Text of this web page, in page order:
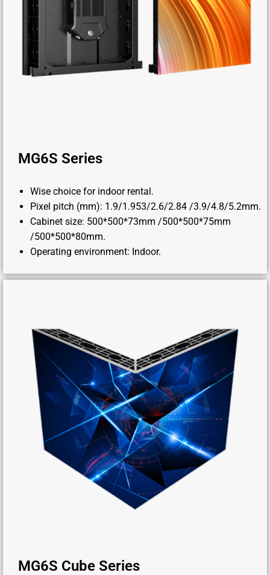
MG6S Series
Wise choice for indoor rental.
Pixel pitch (mm): 1.9/1.953/2.6/2.84 /3.9/4.8/5.2mm.
Cabinet size: 500*500*73mm /500*500*75mm
/500*500*80mm.
Operating environment: Indoor.
MG6S Cube Series